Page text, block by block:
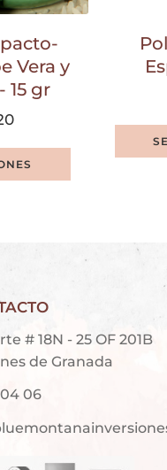
Vera y
15 gr
# 18N - 25 OF 201B
de Granada
04 06